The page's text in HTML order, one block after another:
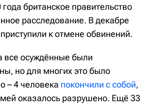
британское правительство
расследование. В декабре
к отмене обвинений.
все осуждённые были
но для многих это было
– 4 человека покончили с собой,
оказалось разрушено. Ещё 33